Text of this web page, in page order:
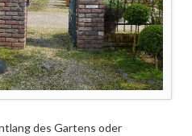
des Gartens oder